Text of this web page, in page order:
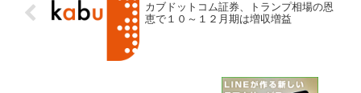
カブドットコム証券、トランプ相場の恩
恵で１０～１２月期は増収増益